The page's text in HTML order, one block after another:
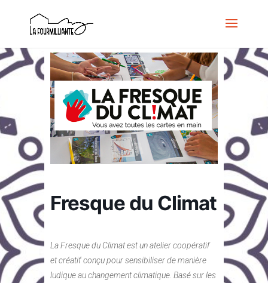
Fresque du Climat
La Fresque du Climat est un atelier coopératif
et créatif conçu pour sensibiliser de manière
ludique au changement climatique. Basé sur les